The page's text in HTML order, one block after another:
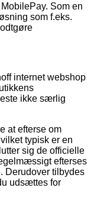
Som en
som f.eks.
internet webshop
ikke særlig
at efterse om
typisk er en
sig de officielle
efterses
Derudover tilbydes
udsættes for